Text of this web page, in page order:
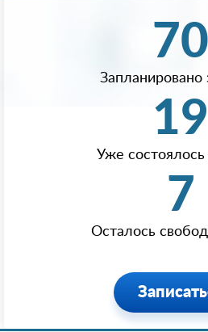
70
Запланировано
19
Уже
7
Осталось